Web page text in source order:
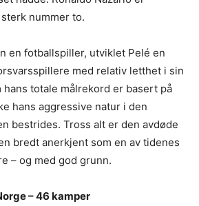
nummer to.
en fotballspiller, utviklet Pelé en
med relativ letthet i sin
hans totale målrekord er basert på
hans aggressive natur i den
bestrides. Tross alt er den avdøde
bredt anerkjent som en av tidenes
– og med god grunn.
– 46 kamper